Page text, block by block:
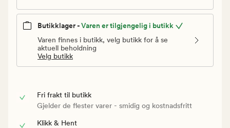
Butikklager -Varen er tilgjengelig i butikk
Varen finnes i butikk, velg butikk for å se
aktuell beholdning
Velg butikk
Fri frakt til butikk
Gjelder de flester varer - smidig og kostnadsfritt
Klikk & Hent